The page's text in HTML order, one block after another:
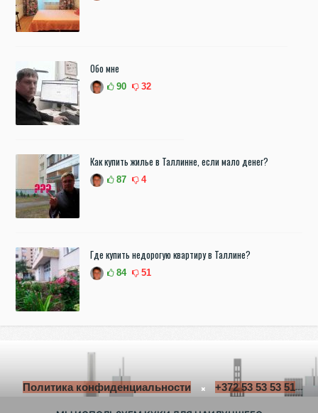
Обо мне
90 32
Как купить жилье в Таллинне, если мало денег?
87 4
Где купить недорогую квартиру в Таллине?
84 51
Политика конфиденциальности
+372 53 53 53 51